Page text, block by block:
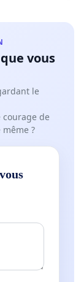
Paris
de 12h
protection
tours.
l’a fait
série n°
14 n° 66
vous
le
courage de
?